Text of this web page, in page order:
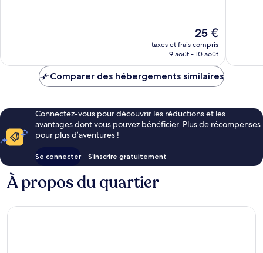
Le
nouveau
prix
de
25 €
taxes et frais compris
9 août - 10 août
Comparer des hébergements similaires
Connectez-vous pour découvrir les réductions et les
avantages dont vous pouvez bénéficier. Plus de récompenses
pour plus d’aventures !
Se connecter S’inscrire gratuitement
À propos du quartier